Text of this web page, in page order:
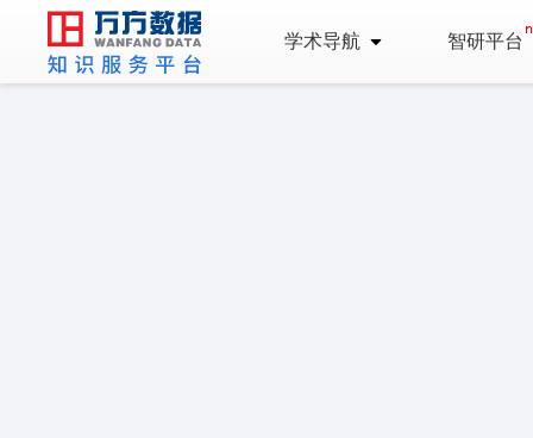
学术导航 智研平台